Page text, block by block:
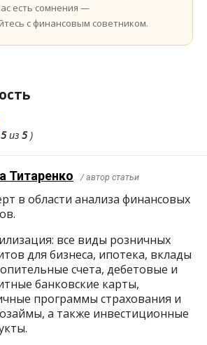
есть сомнения —
с финансовым советником.
5из 5)
Титаренко / автор статьи
в области анализа финансовых
все виды розничных
для бизнеса, ипотека, вклады
счета, дебетовые и
банковские карты,
программы страхования и
а также инвестиционные